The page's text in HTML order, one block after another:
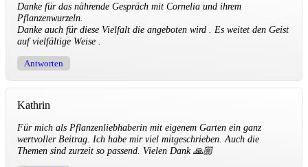
Danke für das nährende Gespräch mit Cornelia und ihrem
Pflanzenwurzeln.
Danke auch für diese Vielfalt die angeboten wird . Es weitet den Geist
auf vielfältige Weise .
Antworten
Kathrin
Für mich als Pflanzenliebhaberin mit eigenem Garten ein ganz
wertvoller Beitrag. Ich habe mir viel mitgeschrieben. Auch die
Themen sind zurzeit so passend. Vielen Dank 🙏🏼